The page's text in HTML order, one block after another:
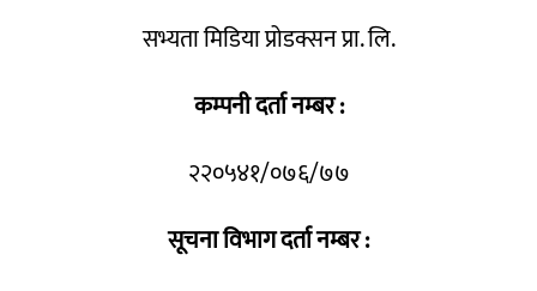
सभ्यता मिडिया प्रोडक्सन प्रा. लि.
कम्पनी दर्ता नम्बर :
२२०५४१/०७६/७७
सूचना विभाग दर्ता नम्बर :